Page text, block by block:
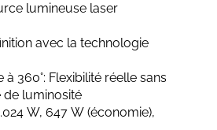
lumineuse laser
avec la technologie
360°: Flexibilité réelle sans
de luminosité
W, 647 W (économie),